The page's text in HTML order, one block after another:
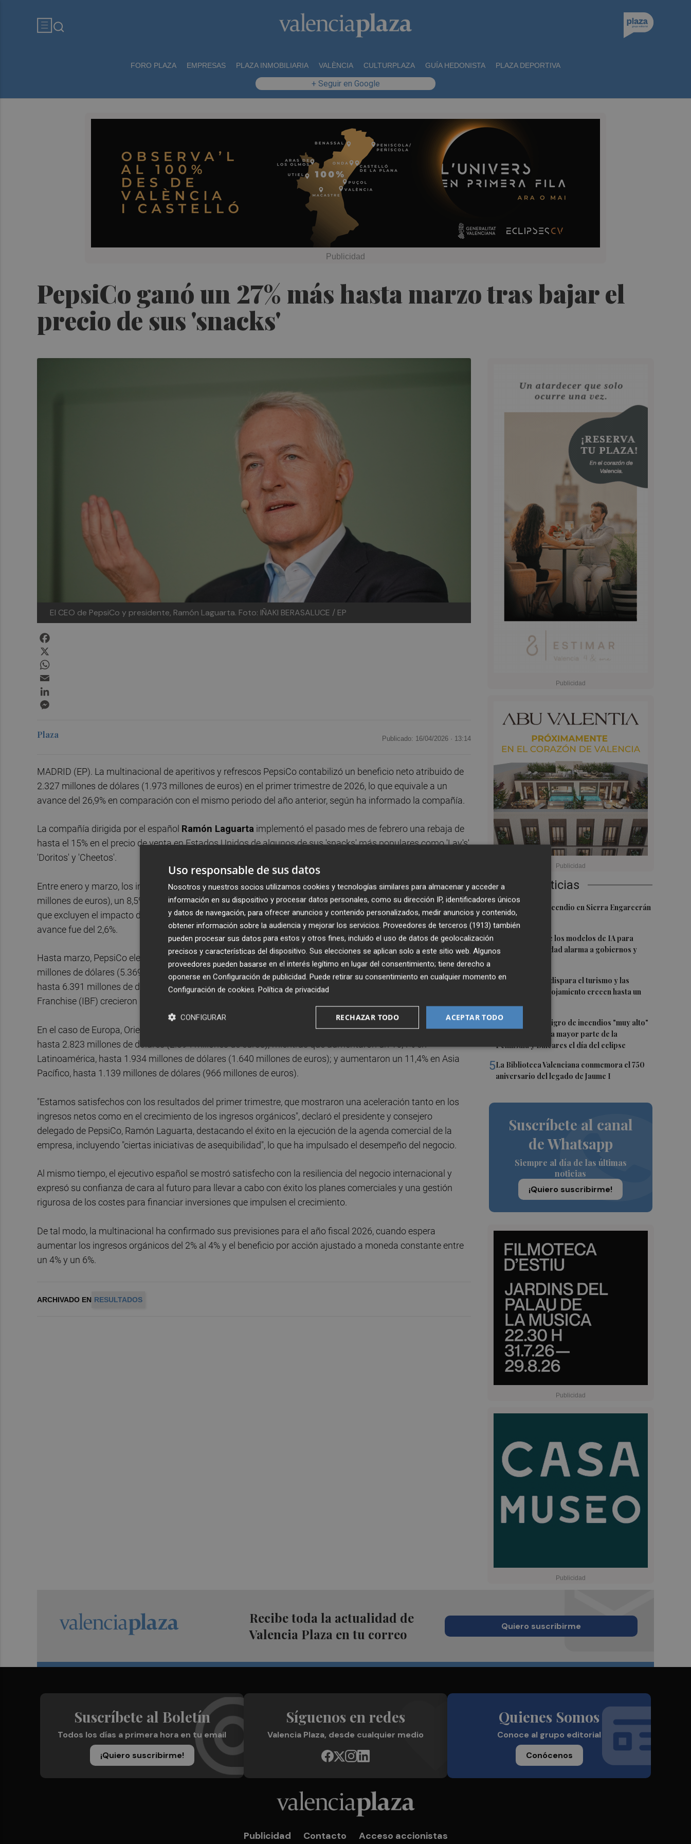
FORO PLAZA EMPRESAS PLAZA INMOBILIARIA VALÈNCIA CULTURPLAZA GUÍA HEDONISTA PLAZA DEPORTIVA
+ Seguir en Google
PepsiCo ganó un 27% más hasta marzo tras bajar el
precio de sus 'snacks'
El CEO de PepsiCo y presidente, Ramón Laguarta. Foto: IÑAKI BERASALUCE / EP
Últimas Noticias
1Controlado el incendio en Sierra Engarcerán
(Castellón)
2
La capacidad de los modelos de IA para
burlar la seguridad alarma a gobiernos y
3 El eclipse solar dispara el turismo y las
búsquedas de alojamiento crecen hasta un
4Aemet prevé peligro de incendios "muy alto"
o "extremo" en la mayor parte de la
Península y Baleares el día del eclipse
5La Biblioteca Valenciana conmemora el 750
aniversario del legado de Jaume I
Suscríbete al canal
de Whatsapp
Siempre al día de las últimas
noticias
¡Quiero suscribirme!
Plaza Publicado: 16/04/2026 · 13:14
MADRID (EP). La multinacional de aperitivos y refrescos PepsiCo contabilizó un beneficio neto atribuido de
2.327 millones de dólares (1.973 millones de euros) en el primer trimestre de 2026, lo que equivale a un
avance del 26,9% en comparación con el mismo periodo del año anterior, según ha informado la compañía.
La compañía dirigida por el español Ramón Laguarta implementó el pasado mes de febrero una rebaja de
hasta el 15% en el precio de venta en Estados Unidos de algunos de sus 'snacks' más populares como 'Lay's',
'Doritos' y 'Cheetos'.
Entre enero y marzo, los ingresos netos de PepsiCo ascendieron a 19.443 millones de dólares (16.487
millones de euros), un 8,5% más que un año antes en valores absolutos, mientras que en datos orgánicos,
que excluyen el impacto del tipo de cambio y de las variaciones del perímetro contable de la empresa, el
avance fue del 2,6%.
Hasta marzo, PepsiCo elevó un 2% las ventas del negocio de aperitivos en Norteamérica, hasta 6.332
millones de dólares (5.369 millones de euros) y elevó en un 8,8% las de PepsiCo Beverages North America,
hasta 6.391 millones de dólares (5.419 millones de euros); mientras que las de International Beverages
Franchise (IBF) crecieron un 8,6%, hasta 824 millones de dólares (699 millones de euros).
En el caso de Europa, Oriente Próximo y África (EMEA), las ventas de la multinacional aumentaron un 18,2%,
hasta 2.823 millones de dólares (2.394 millones de euros); mientras que aumentaron un 16,4% en
Latinoamérica, hasta 1.934 millones de dólares (1.640 millones de euros); y aumentaron un 11,4% en Asia
Pacífico, hasta 1.139 millones de dólares (966 millones de euros).
"Estamos satisfechos con los resultados del primer trimestre, que mostraron una aceleración tanto en los
ingresos netos como en el crecimiento de los ingresos orgánicos", declaró el presidente y consejero
delegado de PepsiCo, Ramón Laguarta, destacando el éxito en la ejecución de la agenda comercial de la
empresa, incluyendo "ciertas iniciativas de asequibilidad", lo que ha impulsado el desempeño del negocio.
Al mismo tiempo, el ejecutivo español se mostró satisfecho con la resiliencia del negocio internacional y
expresó su confianza de cara al futuro para llevar a cabo con éxito los planes comerciales y una gestión
rigurosa de los costes para financiar inversiones que impulsen el crecimiento.
De tal modo, la multinacional ha confirmado sus previsiones para el año fiscal 2026, cuando espera
aumentar los ingresos orgánicos del 2% al 4% y el beneficio por acción ajustado a moneda constante entre
un 4% y un 6%.
ARCHIVADO EN RESULTADOS
Recibe toda la actualidad de
Valencia Plaza en tu correo
Quiero suscribirme
Suscríbete al Boletín
Todos los días a primera hora en tu email
¡Quiero suscribirme!
Síguenos en redes
Valencia Plaza, desde cualquier medio
Quienes Somos
Conoce al grupo editorial
Conócenos
Publicidad Contacto Acceso accionistas
Uso responsable de sus datos
Nosotros y nuestros socios utilizamos cookies y tecnologías similares para almacenar y acceder a
información en su dispositivo y procesar datos personales, como su dirección IP, identificadores únicos
y datos de navegación, para ofrecer anuncios y contenido personalizados, medir anuncios y contenido,
obtener información sobre la audiencia y mejorar los servicios. Proveedores de terceros (1913) también
pueden procesar sus datos para estos y otros fines, incluido el uso de datos de geolocalización
precisos y características del dispositivo. Sus elecciones se aplican solo a este sitio web. Algunos
proveedores pueden basarse en el interés legítimo en lugar del consentimiento; tiene derecho a
oponerse en Configuración de publicidad. Puede retirar su consentimiento en cualquier momento en
Configuración de cookies. Política de privacidad
ACEPTAR TODO
RECHAZAR TODO
CONFIGURAR